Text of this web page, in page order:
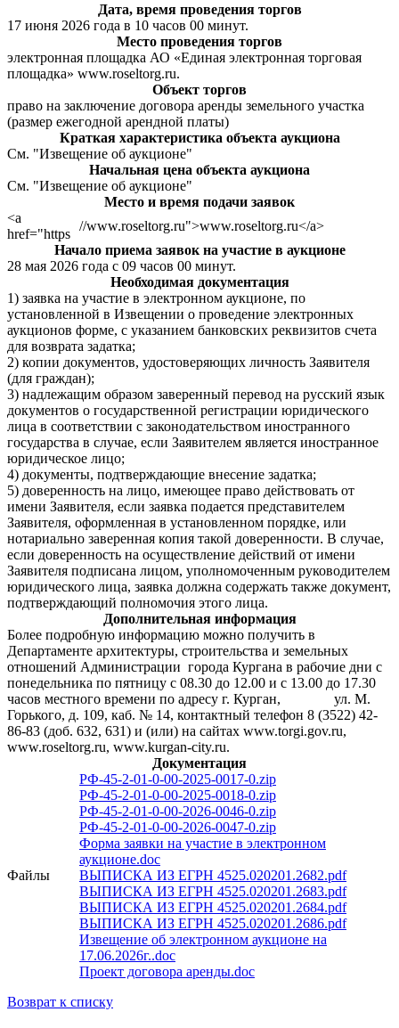
Дата, время проведения торгов
17 июня 2026 года в 10 часов 00 минут.
Место проведения торгов
электронная площадка АО «Единая электронная торговая
площадка» www.roseltorg.ru.
Объект торгов
право на заключение договора аренды земельного участка
(размер ежегодной арендной платы)
Краткая характеристика объекта аукциона
См. "Извещение об аукционе"
Начальная цена объекта аукциона
См. "Извещение об аукционе"
Место и время подачи заявок
<a
href="https
//www.roseltorg.ru">www.roseltorg.ru</a>
Начало приема заявок на участие в аукционе
28 мая 2026 года с 09 часов 00 минут.
Необходимая документация
1) заявка на участие в электронном аукционе, по
установленной в Извещении о проведение электронных
аукционов форме, с указанием банковских реквизитов счета
для возврата задатка;
2) копии документов, удостоверяющих личность Заявителя
(для граждан);
3) надлежащим образом заверенный перевод на русский язык
документов о государственной регистрации юридического
лица в соответствии с законодательством иностранного
государства в случае, если Заявителем является иностранное
юридическое лицо;
4) документы, подтверждающие внесение задатка;
5) доверенность на лицо, имеющее право действовать от
имени Заявителя, если заявка подается представителем
Заявителя, оформленная в установленном порядке, или
нотариально заверенная копия такой доверенности. В случае,
если доверенность на осуществление действий от имени
Заявителя подписана лицом, уполномоченным руководителем
юридического лица, заявка должна содержать также документ,
подтверждающий полномочия этого лица.
Дополнительная информация
Более подробную информацию можно получить в
Департаменте архитектуры, строительства и земельных
отношений Администрации города Кургана в рабочие дни с
понедельника по пятницу с 08.30 до 12.00 и с 13.00 до 17.30
часов местного времени по адресу г. Курган, ул. М.
Горького, д. 109, каб. № 14, контактный телефон 8 (3522) 42-
86-83 (доб. 632, 631) и (или) на сайтах www.torgi.gov.ru,
www.roseltorg.ru, www.kurgan-city.ru.
Документация
Файлы
РФ-45-2-01-0-00-2025-0017-0.zip
РФ-45-2-01-0-00-2025-0018-0.zip
РФ-45-2-01-0-00-2026-0046-0.zip
РФ-45-2-01-0-00-2026-0047-0.zip
Форма заявки на участие в электронном
аукционе.doc
ВЫПИСКА ИЗ ЕГРН 4525.020201.2682.pdf
ВЫПИСКА ИЗ ЕГРН 4525.020201.2683.pdf
ВЫПИСКА ИЗ ЕГРН 4525.020201.2684.pdf
ВЫПИСКА ИЗ ЕГРН 4525.020201.2686.pdf
Извещение об электронном аукционе на
17.06.2026г..doc
Проект договора аренды.doc
Возврат к списку